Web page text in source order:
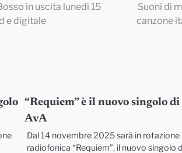
in uscita lunedì 15
e digitale
Suoni di
canzone
“Requiem” è il nuovo singolo di
AvA
Dal 14 novembre 2025 sarà in rotazione
radiofonica “Requiem”, il nuovo singolo